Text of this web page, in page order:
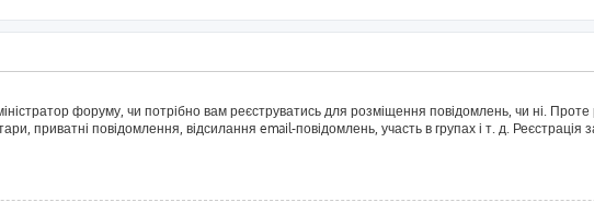
форуму, чи потрібно вам реєструватись для розміщення повідомлень, чи ні. Проте
приватні повідомлення, відсилання email-повідомлень, участь в групах і т. д. Реєстрація